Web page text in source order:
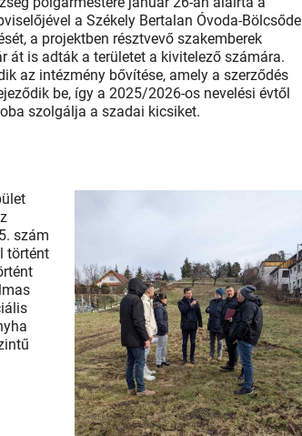
a Székely Bertalan Óvoda-Bölcsőde
a projektben résztvevő szakemberek
át is adták a területet a kivitelező számára.
az intézmény bővítése, amely a szerződés
be, így a 2025/2026-os nevelési évtől
szolgálja a szadai kicsiket.
szám
történt